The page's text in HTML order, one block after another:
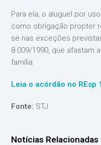
Para ela, o aluguel por
como obrigação propter
se nas exceções
8.009/1990, que afastam
família.
Leia o acórdão no REsp
Fonte: STJ
Notícias Relacionadas